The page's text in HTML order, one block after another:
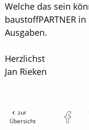
Welche das sein
baustoffPARTNER
Ausgaben.
Herzlichst
Jan Rieken
zur
Übersicht